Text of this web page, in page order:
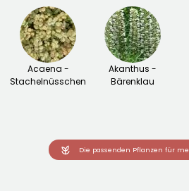
Acaena -
Stachelnüsschen
Akanthus -
Bärenklau
Die passenden Pflanzen für